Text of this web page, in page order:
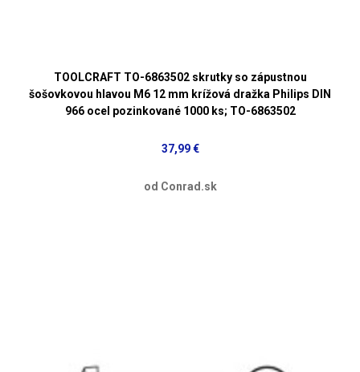
TOOLCRAFT TO-6863502 skrutky so zápustnou
šošovkovou hlavou M6 12 mm krížová dražka Philips DIN
966 ocel pozinkované 1000 ks; TO-6863502
37,99 €
od Conrad.sk